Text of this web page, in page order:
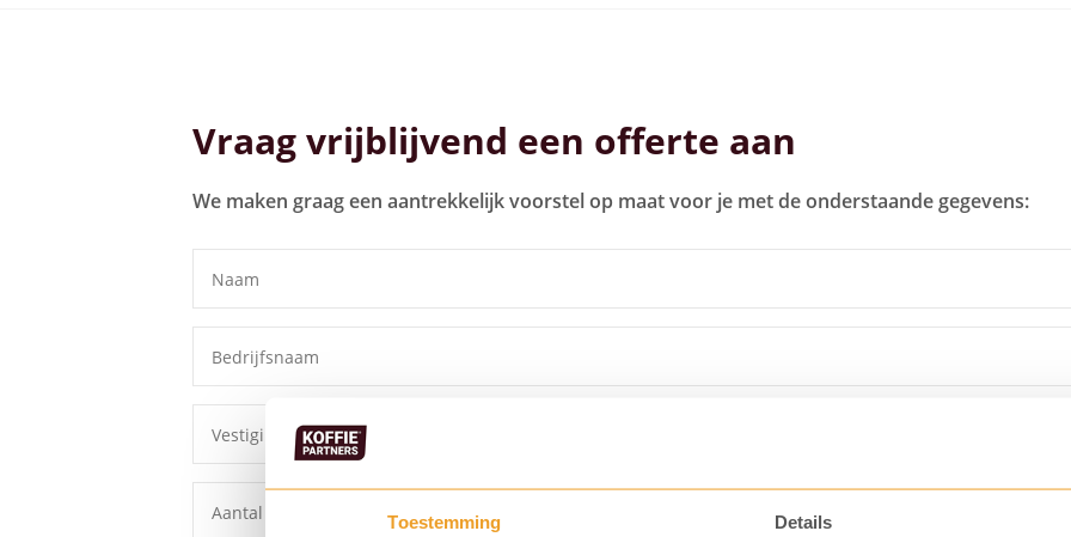
Toestemming Details
Vraag vrijblijvend een offerte aan
We maken graag een aantrekkelijk voorstel op maat voor je met de onderstaande gegevens: